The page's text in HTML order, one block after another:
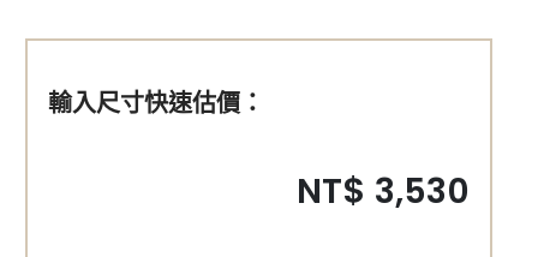
輸入尺寸快速估價：
NT$ 3,530